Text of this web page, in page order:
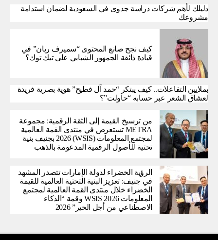
دليلك لأهم شركات دراسة جدوى في السعودية لضمان استدامة
مشروعك
كيف نجح صانع المحتوى “سميرف ريان” في
قيادة ذائقة الجمهور الشبابي على تيك توك؟
بملايين التفاعلات.. كيف يبتكر “حمد آل فطيح” هوية بصرية فريدة
لعشاق الشعر عبر حسابه “حاولت”؟
من ترسيخ القيمة إلى الثقة الرقمية: مجموعة
METRA تستعرض في منتدى القمة العالمية
لمجتمع المعلومات (WSIS) 2026 بجنيف بنية
تحتية للأصول الرقمية المدعومة بالذهب
الرؤية الخضراء لدولة الإمارات تتصدر المشهد
في جنيف: تعزيز البنية التحتية العالمية للقيمة
الخضراء خلال منتدى القمة العالمية لمجتمع
المعلومات WSIS 2026 وقمة “الذكاء
الاصطناعي من أجل الخير” 2026